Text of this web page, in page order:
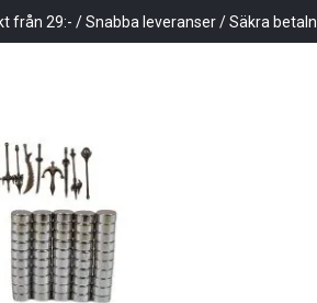
från 29:- / Snabba leveranser / Säkra